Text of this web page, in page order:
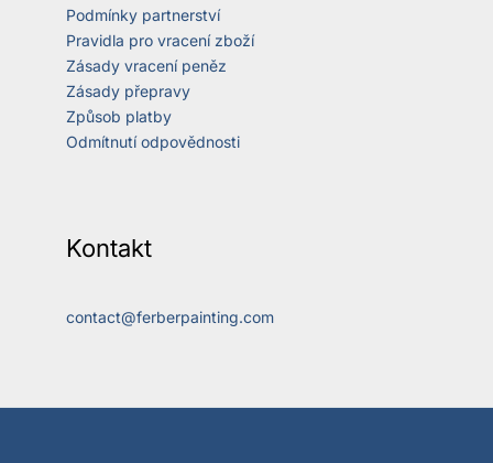
Podmínky partnerství
Pravidla pro vracení zboží
Zásady vracení peněz
Zásady přepravy
Způsob platby
Odmítnutí odpovědnosti
Kontakt
contact@ferberpainting.com